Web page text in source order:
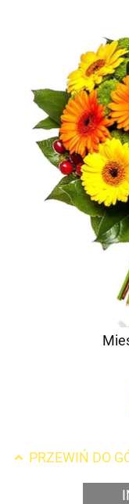
PRZEWIŃ DO